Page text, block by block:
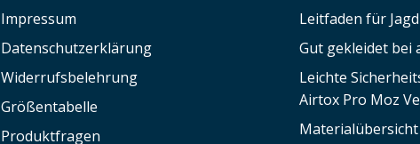
Impressum
Datenschutzerklärung
Widerrufsbelehrung
Größentabelle
Produktfragen
Leitfaden für
Gut gekleidet bei
Leichte
Airtox Pro Moz
Materialübersicht